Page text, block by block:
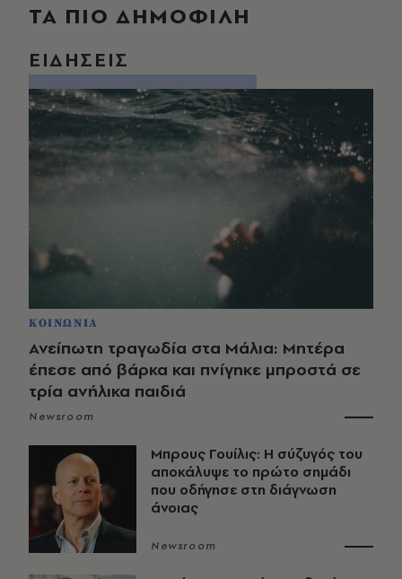
ΤΑ ΠΙΟ ΔΗΜΟΦΙΛΗ
ΕΙΔΗΣΕΙΣ
ΚΟΙΝΩΝΙΑ
Ανείπωτη τραγωδία στα Μάλια: Μητέρα
έπεσε από βάρκα και πνίγηκε μπροστά σε
τρία ανήλικα παιδιά
Newsroom
Μπρους Γουίλις: Η σύζυγός του
αποκάλυψε το πρώτο σημάδι
που οδήγησε στη διάγνωση
άνοιας
Newsroom